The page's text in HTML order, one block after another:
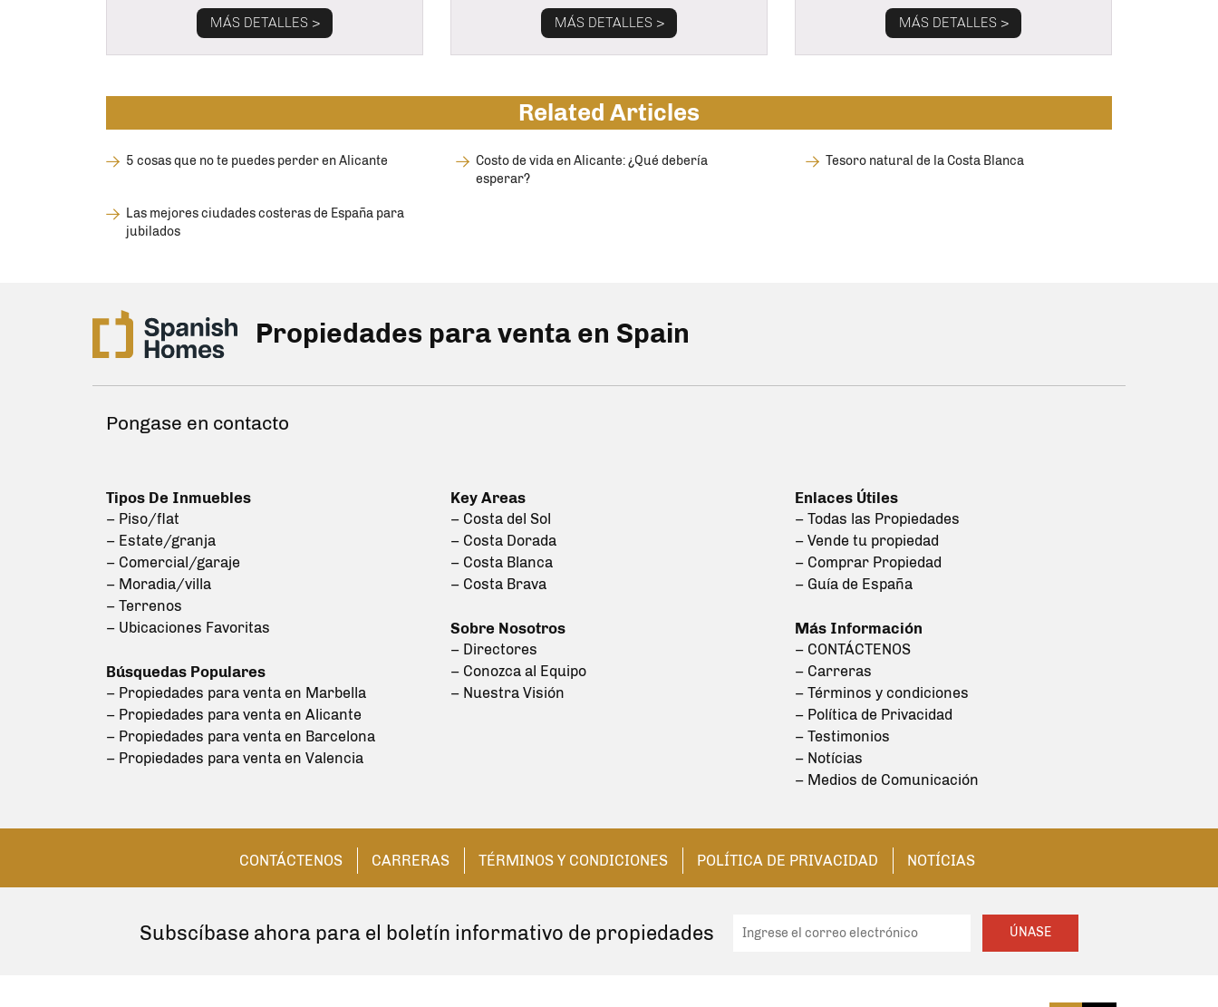
MÁS DETALLES > MÁS DETALLES > MÁS DETALLES >
Related Articles
5 cosas que no te puedes perder en Alicante
Costo de vida en Alicante: ¿Qué debería
esperar?
Tesoro natural de la Costa Blanca
Las mejores ciudades costeras de España para
jubilados
Propiedades para venta en Spain
Pongase en contacto
Tipos De Inmuebles
– Piso/flat
– Estate/granja
– Comercial/garaje
– Moradia/villa
– Terrenos
– Ubicaciones Favoritas
Búsquedas Populares
– Propiedades para venta en Marbella
– Propiedades para venta en Alicante
– Propiedades para venta en Barcelona
– Propiedades para venta en Valencia
Key Areas
– Costa del Sol
– Costa Dorada
– Costa Blanca
– Costa Brava
Sobre Nosotros
– Directores
– Conozca al Equipo
– Nuestra Visión
Enlaces Útiles
– Todas las Propiedades
– Vende tu propiedad
– Comprar Propiedad
– Guía de España
Más Información
– CONTÁCTENOS
– Carreras
– Términos y condiciones
– Política de Privacidad
– Testimonios
– Notícias
– Medios de Comunicación
CONTÁCTENOS CARRERAS TÉRMINOS Y CONDICIONES POLÍTICA DE PRIVACIDAD NOTÍCIAS
Subscíbase ahora para el boletín informativo de propiedades ÚNASE